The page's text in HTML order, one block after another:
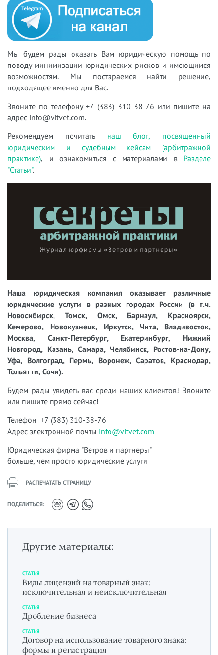
Мы будем рады оказать Вам юридическую помощь по
поводу минимизации юридических рисков и имеющимся
возможностям. Мы постараемся найти решение,
подходящее именно для Вас.
Звоните по телефону +7 (383) 310-38-76 или пишите на
адрес info@vitvet.com.
Рекомендуем почитать наш блог, посвященный
юридическим и судебным кейсам (арбитражной
практике), и ознакомиться с материалами в Разделе
"Статьи".
Наша юридическая компания оказывает различные
юридические услуги в разных городах России (в т.ч.
Новосибирск, Томск, Омск, Барнаул, Красноярск,
Кемерово, Новокузнецк, Иркутск, Чита, Владивосток,
Москва, Санкт-Петербург, Екатеринбург, Нижний
Новгород, Казань, Самара, Челябинск, Ростов-на-Дону,
Уфа, Волгоград, Пермь, Воронеж, Саратов, Краснодар,
Тольятти, Сочи).
Будем рады увидеть вас среди наших клиентов! Звоните
или пишите прямо сейчас!
Телефон +7 (383) 310-38-76
Адрес электронной почты info@vitvet.com
Юридическая фирма "Ветров и партнеры"
больше, чем просто юридические услуги
РАСПЕЧАТАТЬ СТРАНИЦУ
ПОДЕЛИТЬСЯ:
Другие материалы:
СТАТЬЯ
Виды лицензий на товарный знак:
исключительная и неисключительная
СТАТЬЯ
Дробление бизнеса
СТАТЬЯ
Договор на использование товарного знака:
формы и регистрация